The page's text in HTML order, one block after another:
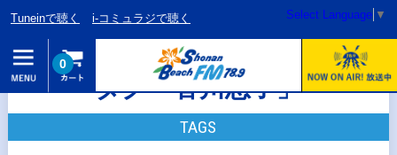
Tuneinで聴く i-コミュラジで聴く Select Language ▼
0
タグ「香川恵子」
TAGS